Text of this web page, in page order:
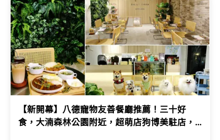
【新開幕】八德寵物友善餐廳推薦！三十好
食，大湳森林公園附近，超萌店狗博美駐店，